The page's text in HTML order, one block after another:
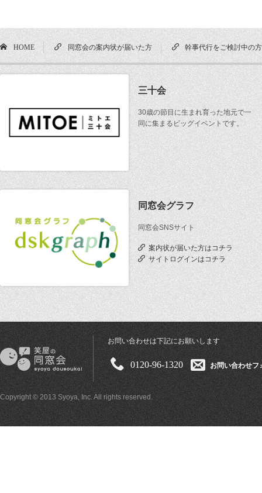
HOME 同窓会の案内状が届いた方 幹事代行をご検討中の方
三十会
30歳の節目に生まれ育った地元で一
同に集まるビッグイベントです。
同窓会グラフ
同窓会SNSサイト
案内状が届いた方はコチラ
サイトログインはコチラ
お問い合わせは下記にお願いします
0120-96-1320 お問い合わせフ
Copyright © 2013 Syoya, Inc. All rights reserved.